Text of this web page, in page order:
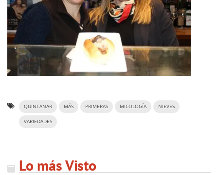
QUINTANAR MÁS PRIMERAS MICOLOGÍA NIEVES
VARIEDADES
Lo más Visto